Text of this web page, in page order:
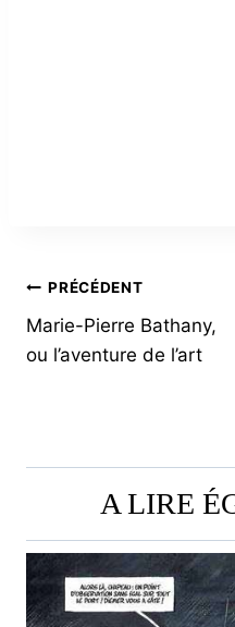
NAVIGATION
DE
PRÉCÉDENT
Marie-Pierre Bathany,
ou l’aventure de l’art
A LIRE